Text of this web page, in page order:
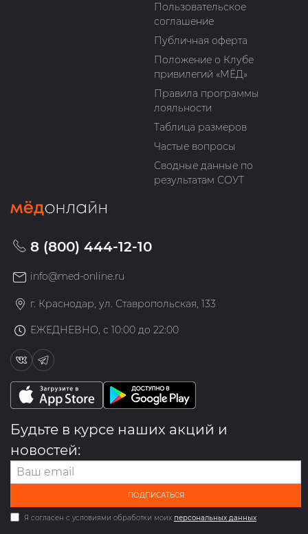
Пользовательское
соглашение
Публичная оферта
Положение о Клубе
привилегий «МЁД»
Правила программы
лояльности
Таблица размеров
Частые вопросы
Сводные данные по
результатам СОУТ
8 (800) 444-12-10
info@med-online.ru
г. Краснодар, ул. Ставропольская, 133
ЕЖЕДНЕВНО, с 10:00 до 22:00
Будьте в курсе наших акций и
новостей:
ПОДПИСАТЬСЯ
Я согласен с условиями обработки моих персональных данных